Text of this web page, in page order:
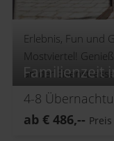
Familienzeit
Erlebnis, Fun und
Mostviertel!
an der
4-8
ab € 486,--